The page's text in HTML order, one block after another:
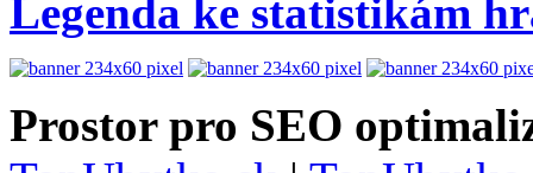
Legenda ke statistikám
Prostor pro SEO